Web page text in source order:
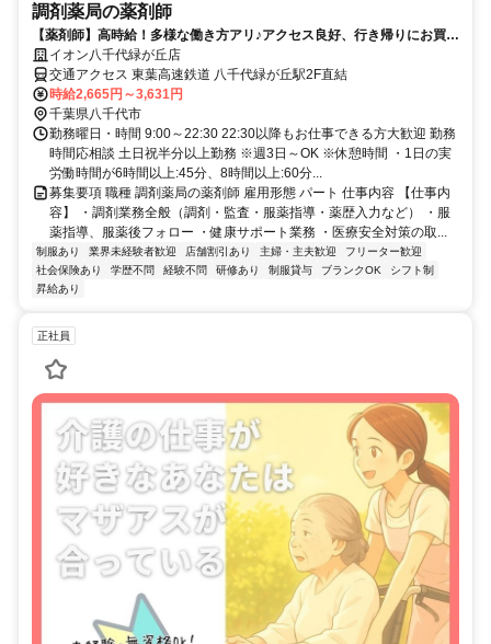
調剤薬局の薬剤師
【薬剤師】高時給！多様な働き方アリ♪アクセス良好、行き帰りにお買い
物OK！イオン薬局で働きませんか？
イオン八千代緑が丘店
交通アクセス 東葉高速鉄道 八千代緑が丘駅2F直結
時給2,665円～3,631円
千葉県八千代市
勤務曜日・時間 9:00～22:30 22:30以降もお仕事できる方大歓迎 勤務
時間応相談 土日祝半分以上勤務 ※週3日～OK ※休憩時間 ・1日の実
労働時間が6時間以上:45分、8時間以上:60分...
募集要項 職種 調剤薬局の薬剤師 雇用形態 パート 仕事内容 【仕事内
容】 ・調剤業務全般（調剤・監査・服薬指導・薬歴入力など） ・服
薬指導、服薬後フォロー ・健康サポート業務 ・医療安全対策の取...
制服あり 業界未経験者歓迎 店舗割引あり 主婦・主夫歓迎
フリーター歓迎
社会保険あり
学歴不問 経験不問 研修あり 制服貸与 ブランクOK
シフト制
昇給あり
正社員